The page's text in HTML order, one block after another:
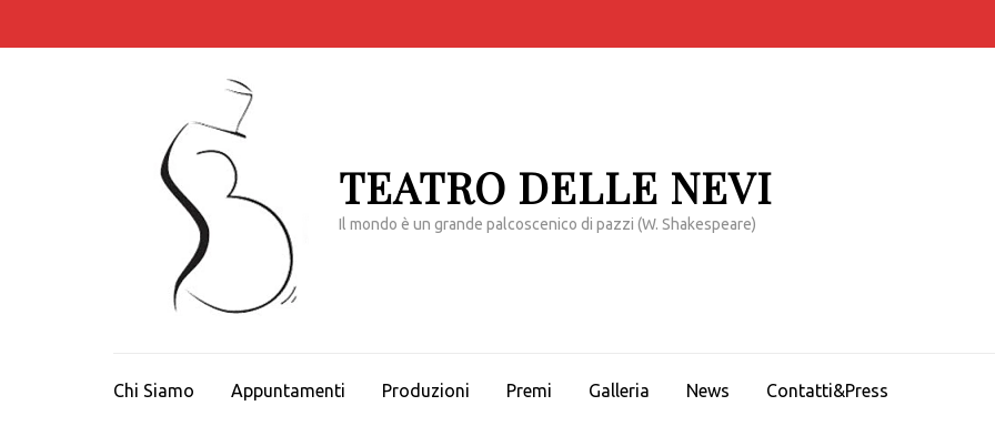
TEATRO DELLE NEVI
Il mondo è un grande palcoscenico di pazzi (W. Shakespeare)
Chi Siamo Appuntamenti Produzioni Premi Galleria News Contatti&Press